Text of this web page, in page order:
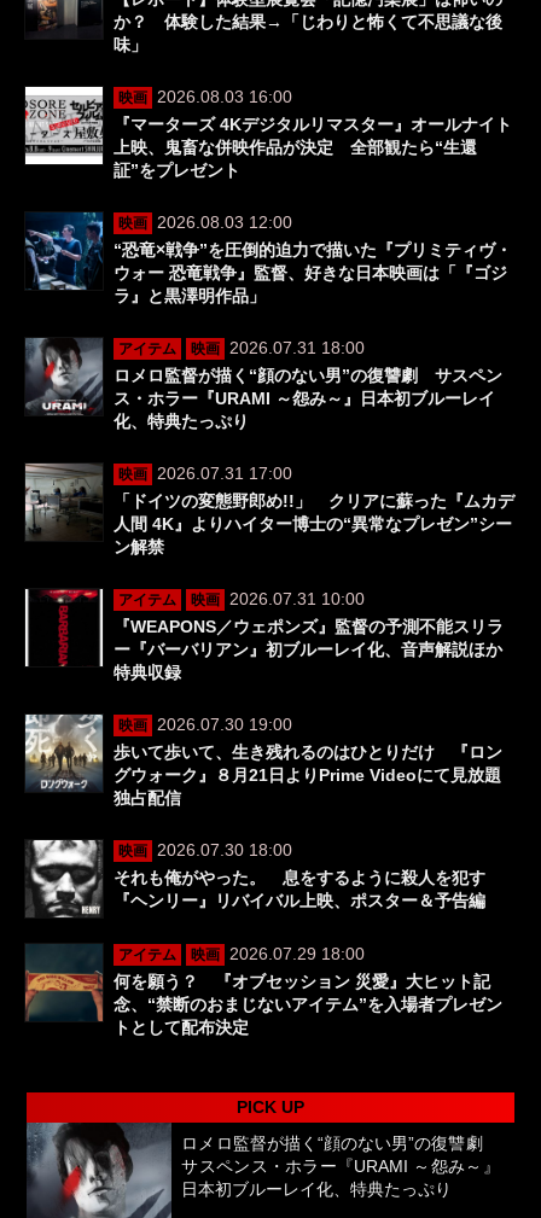
か？ 体験した結果→「じわりと怖くて不思議な後
味」
映画
2026.08.03 16:00
『マーターズ 4Kデジタルリマスター』オールナイト
上映、鬼畜な併映作品が決定 全部観たら“生還
証”をプレゼント
映画
2026.08.03 12:00
“恐竜×戦争”を圧倒的迫力で描いた『プリミティヴ・
ウォー 恐竜戦争』監督、好きな日本映画は「『ゴジ
ラ』と黒澤明作品」
アイテム 映画
2026.07.31 18:00
ロメロ監督が描く“顔のない男”の復讐劇 サスペン
ス・ホラー『URAMI ～怨み～』日本初ブルーレイ
化、特典たっぷり
映画
2026.07.31 17:00
「ドイツの変態野郎め!!」 クリアに蘇った『ムカデ
人間 4K』よりハイター博士の“異常なプレゼン”シー
ン解禁
アイテム 映画
2026.07.31 10:00
『WEAPONS／ウェポンズ』監督の予測不能スリラ
ー『バーバリアン』初ブルーレイ化、音声解説ほか
特典収録
映画
2026.07.30 19:00
歩いて歩いて、生き残れるのはひとりだけ 『ロン
グウォーク』８月21日よりPrime Videoにて見放題
独占配信
映画
2026.07.30 18:00
それも俺がやった。 息をするように殺人を犯す
『ヘンリー』リバイバル上映、ポスター＆予告編
アイテム 映画
2026.07.29 18:00
何を願う？ 『オブセッション 災愛』大ヒット記
念、“禁断のおまじないアイテム”を入場者プレゼン
トとして配布決定
PICK UP
ロメロ監督が描く“顔のない男”の復讐劇
サスペンス・ホラー『URAMI ～怨み～』
日本初ブルーレイ化、特典たっぷり